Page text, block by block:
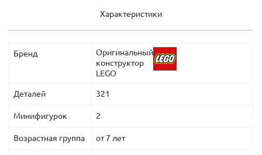
Характеристики
Бренд
Оригинальный
конструктор
LEGO
Деталей 321
Минифигурок 2
Возрастная группа от 7 лет